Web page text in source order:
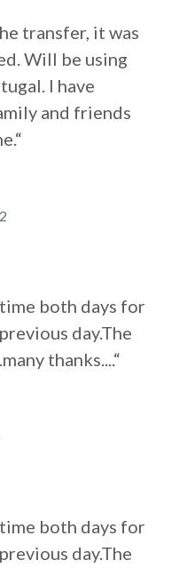
transfer, it was
Will be using
I have
and friends
both days for
day.The
thanks....“
both days for
day.The